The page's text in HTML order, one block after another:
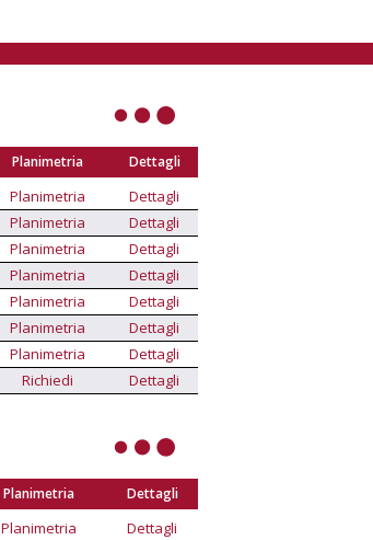
Planimetria Dettagli
Planimetria
Dettagli
Planimetria
Dettagli
Planimetria
Dettagli
Planimetria
Dettagli
Planimetria
Dettagli
Planimetria
Dettagli
Planimetria
Dettagli
Richiedi Dettagli
Planimetria Dettagli
Planimetria
Dettagli